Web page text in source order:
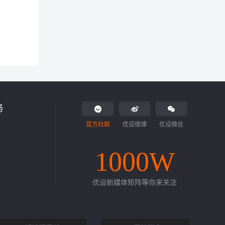
官方社群 优设微博 优设微信
1000W
优设新媒体矩阵等你来关注